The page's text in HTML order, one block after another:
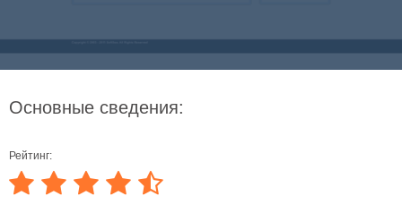
Основные сведения:
Рейтинг: